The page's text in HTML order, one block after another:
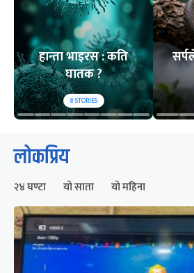
हान्ता भाइरस : कति
घातक ?
8STORIES
लोकप्रिय
२४ घण्टा यो साता यो महिना